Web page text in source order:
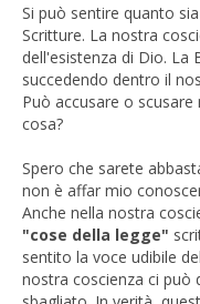
Si può sentire quanto
Scritture. La nostra
dell'esistenza di Dio. La
succedendo dentro il
Può accusare o
cosa?
Spero che sarete
non è affar mio
Anche nella nostra
"cose della legge"
sentito la voce udibile
nostra coscienza ci può